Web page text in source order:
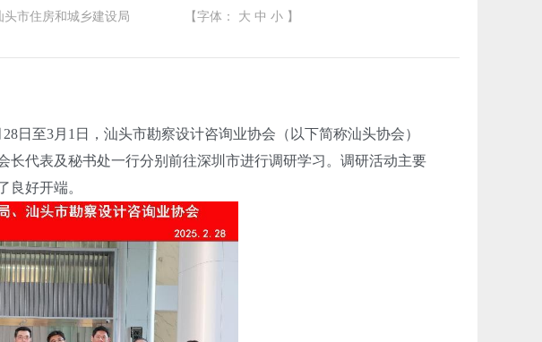
头市住房和城乡建设局 【字体： 大 中 小 】
至3月1日，汕头市勘察设计咨询业协会（以下简称汕头协会）
代表及秘书处一行分别前往深圳市进行调研学习。调研活动主要
良好开端。